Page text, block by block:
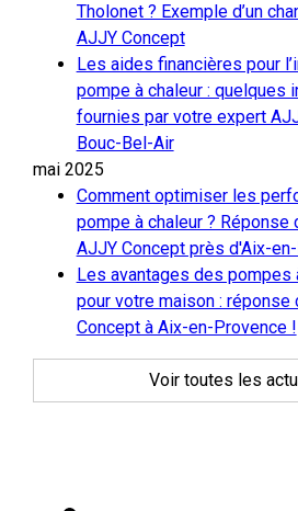
Tholonet ? Exemple d’un
AJJY Concept
Les aides financières pour
pompe à chaleur : quelques
fournies par votre expert
Bouc-Bel-Air
mai 2025
Comment optimiser les
pompe à chaleur ?
AJJY Concept près d'Aix-
Les avantages des pompes
pour votre maison : réponse
Concept à Aix-en-Provence !
Voir toutes les